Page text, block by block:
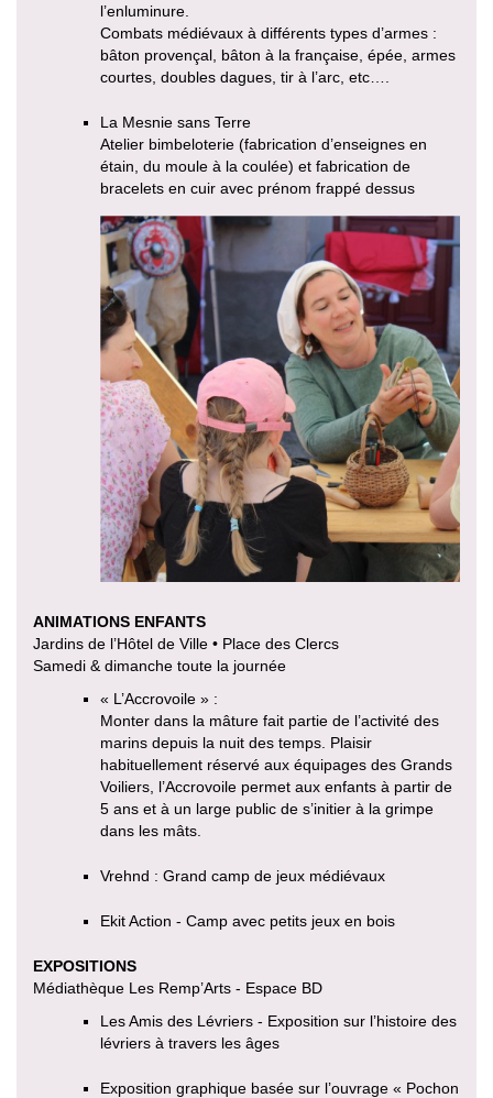
l’enluminure.
Combats médiévaux à différents types d’armes :
bâton provençal, bâton à la française, épée, armes
courtes, doubles dagues, tir à l’arc, etc….
La Mesnie sans Terre
Atelier bimbeloterie (fabrication d’enseignes en
étain, du moule à la coulée) et fabrication de
bracelets en cuir avec prénom frappé dessus
ANIMATIONS ENFANTS
Jardins de l’Hôtel de Ville • Place des Clercs
Samedi & dimanche toute la journée
« L’Accrovoile » :
Monter dans la mâture fait partie de l’activité des
marins depuis la nuit des temps. Plaisir
habituellement réservé aux équipages des Grands
Voiliers, l’Accrovoile permet aux enfants à partir de
5 ans et à un large public de s’initier à la grimpe
dans les mâts.
Vrehnd : Grand camp de jeux médiévaux
Ekit Action - Camp avec petits jeux en bois
EXPOSITIONS
Médiathèque Les Remp’Arts - Espace BD
Les Amis des Lévriers - Exposition sur l’histoire des
lévriers à travers les âges
Exposition graphique basée sur l’ouvrage « Pochon